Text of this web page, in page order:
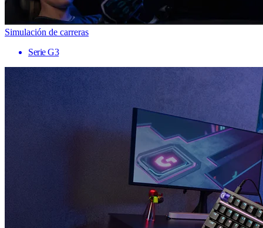
Simulación de carreras
Serie G3